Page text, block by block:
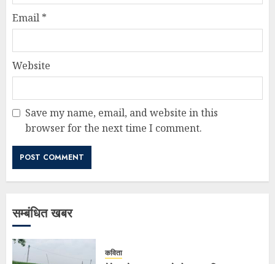
Email *
Website
Save my name, email, and website in this
browser for the next time I comment.
सम्बंधित खबर
कविता